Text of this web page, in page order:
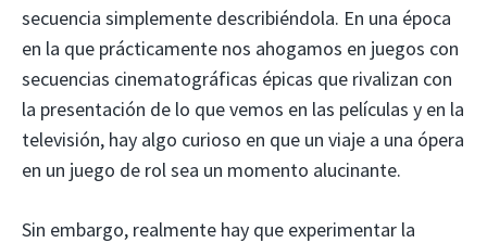
secuencia simplemente describiéndola. En una época
en la que prácticamente nos ahogamos en juegos con
secuencias cinematográficas épicas que rivalizan con
la presentación de lo que vemos en las películas y en la
televisión, hay algo curioso en que un viaje a una ópera
en un juego de rol sea un momento alucinante.
Sin embargo, realmente hay que experimentar la